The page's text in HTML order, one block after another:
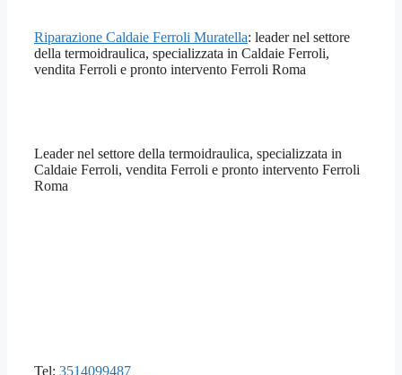
Riparazione Caldaie Ferroli Muratella: leader nel settore
della termoidraulica, specializzata in Caldaie Ferroli,
vendita Ferroli e pronto intervento Ferroli Roma
Leader nel settore della termoidraulica, specializzata in
Caldaie Ferroli, vendita Ferroli e pronto intervento Ferroli
Roma
Tel: 3514099487